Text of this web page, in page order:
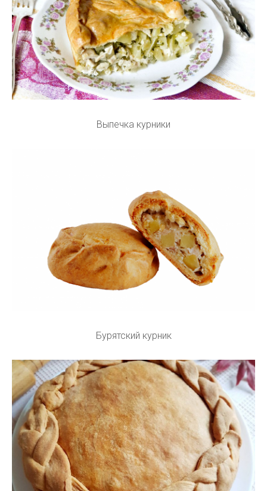
Выпечка курники
Бурятский курник